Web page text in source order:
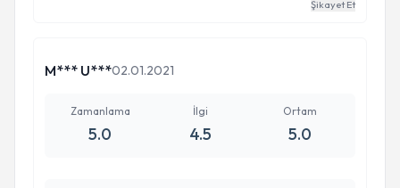
kesinlikle
Şikayet Et
M*** U***02.01.2021
Zamanlama
5.0
İlgi
4.5
Ortam
5.0